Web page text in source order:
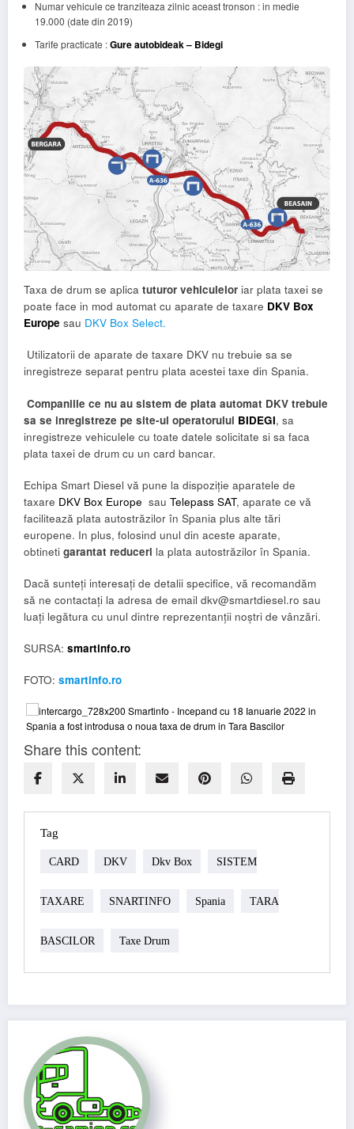
Numar vehicule ce tranziteaza zilnic aceast tronson : in medie
19.000 (date din 2019)
Tarife practicate :Gure autobideak – Bidegi
Taxa de drum se aplica tuturor vehiculelor iar plata taxei se
poate face in mod automat cu aparate de taxare DKV Box
Europe sau DKV Box Select.
Utilizatorii de aparate de taxare DKV nu trebuie sa se
inregistreze separat pentru plata acestei taxe din Spania.
Companiile ce nu au sistem de plata automat DKV trebuie
sa se inregistreze pe site-ul operatorului BIDEGI, sa
inregistreze vehiculele cu toate datele solicitate si sa faca
plata taxei de drum cu un card bancar.
Echipa Smart Diesel vă pune la dispoziție aparatele de
taxare DKV Box Europe sau Telepass SAT, aparate ce vă
facilitează plata autostrăzilor în Spania plus alte tări
europene. In plus, folosind unul din aceste aparate,
obtineti garantat reduceri la plata autostrăzilor în Spania.
Dacă sunteți interesați de detalii specifice, vă recomandăm
să ne contactați la adresa de email dkv@smartdiesel.ro sau
luați legătura cu unul dintre reprezentanții noștri de vânzări.
SURSA: smartinfo.ro
FOTO: smartinfo.ro
Share this content:
Tag
CARD DKV Dkv Box SISTEM
TAXARE SNARTINFO Spania TARA
BASCILOR Taxe Drum